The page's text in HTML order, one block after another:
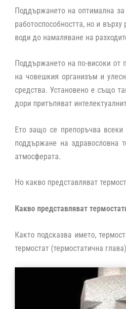
Поддържането на оптимална
работоспособността, но и
води до намаляване на
Поддържането на по-високи от
на човешкия организъм и
средства. Установено е също
дори притъпяват
Ето защо се препоръчва
поддържане на здравословна
атмосферата.
Но какво представляват
Какво представляват
Както подсказва името,
термостат (термостатична